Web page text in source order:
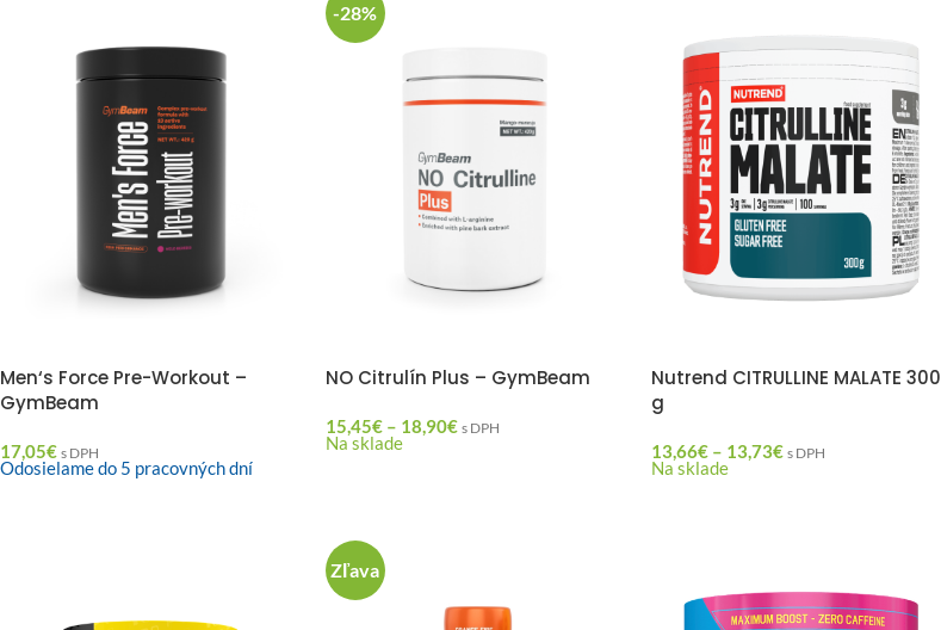
Men‘s Force Pre-Workout –
GymBeam
17,05€ s DPH
Odosielame do 5 pracovných dní
-28%
NO Citrulín Plus – GymBeam
15,45€ – 18,90€ s DPH
Na sklade
Nutrend CITRULLINE MALATE 300
g
13,66€ – 13,73€ s DPH
Na sklade
Zľava